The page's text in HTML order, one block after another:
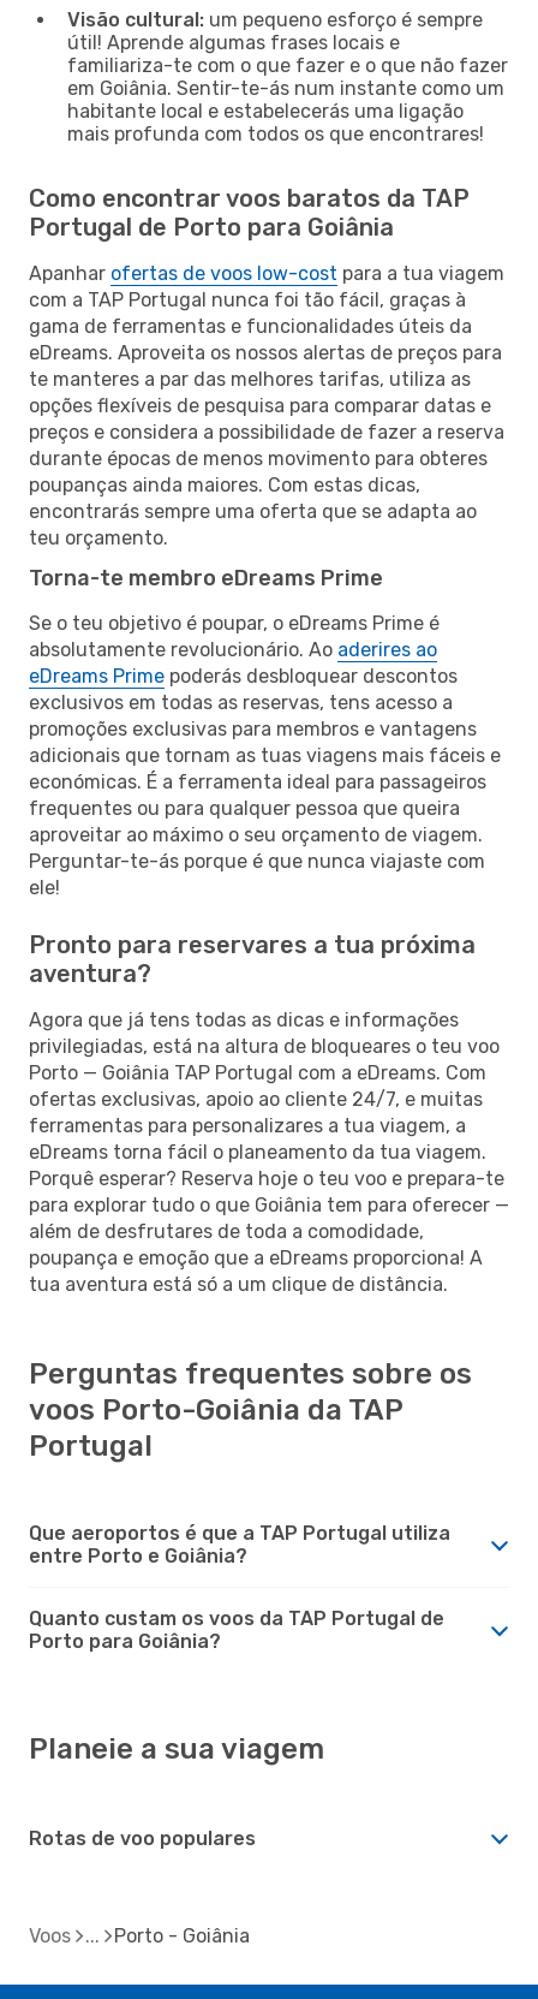
Visão cultural: um pequeno esforço é sempre
útil! Aprende algumas frases locais e
familiariza-te com o que fazer e o que não fazer
em Goiânia. Sentir-te-ás num instante como um
habitante local e estabelecerás uma ligação
mais profunda com todos os que encontrares!
Como encontrar voos baratos da TAP
Portugal de Porto para Goiânia
Apanhar ofertas de voos low-cost para a tua viagem
com a TAP Portugal nunca foi tão fácil, graças à
gama de ferramentas e funcionalidades úteis da
eDreams. Aproveita os nossos alertas de preços para
te manteres a par das melhores tarifas, utiliza as
opções flexíveis de pesquisa para comparar datas e
preços e considera a possibilidade de fazer a reserva
durante épocas de menos movimento para obteres
poupanças ainda maiores. Com estas dicas,
encontrarás sempre uma oferta que se adapta ao
teu orçamento.
Torna-te membro eDreams Prime
Se o teu objetivo é poupar, o eDreams Prime é
absolutamente revolucionário. Ao aderires ao
eDreams Prime poderás desbloquear descontos
exclusivos em todas as reservas, tens acesso a
promoções exclusivas para membros e vantagens
adicionais que tornam as tuas viagens mais fáceis e
económicas. É a ferramenta ideal para passageiros
frequentes ou para qualquer pessoa que queira
aproveitar ao máximo o seu orçamento de viagem.
Perguntar-te-ás porque é que nunca viajaste com
ele!
Pronto para reservares a tua próxima
aventura?
Agora que já tens todas as dicas e informações
privilegiadas, está na altura de bloqueares o teu voo
Porto — Goiânia TAP Portugal com a eDreams. Com
ofertas exclusivas, apoio ao cliente 24/7, e muitas
ferramentas para personalizares a tua viagem, a
eDreams torna fácil o planeamento da tua viagem.
Porquê esperar? Reserva hoje o teu voo e prepara-te
para explorar tudo o que Goiânia tem para oferecer —
além de desfrutares de toda a comodidade,
poupança e emoção que a eDreams proporciona! A
tua aventura está só a um clique de distância.
Perguntas frequentes sobre os
voos Porto-Goiânia da TAP
Portugal
Que aeroportos é que a TAP Portugal utiliza
entre Porto e Goiânia?
Quanto custam os voos da TAP Portugal de
Porto para Goiânia?
Planeie a sua viagem
Rotas de voo populares
Voos Porto - Goiânia